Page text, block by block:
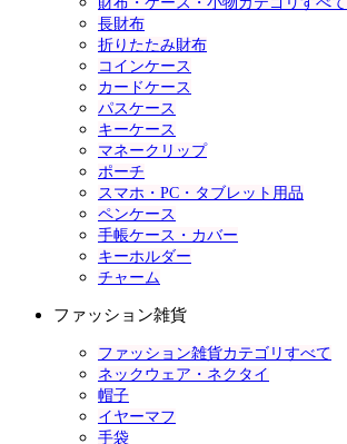
長財布
折りたたみ財布
コインケース
カードケース
パスケース
キーケース
マネークリップ
ポーチ
スマホ・PC・タブレット用品
ペンケース
手帳ケース・カバー
キーホルダー
チャーム
ファッション雑貨
ファッション雑貨カテゴリすべて
ネックウェア・ネクタイ
帽子
イヤーマフ
手袋